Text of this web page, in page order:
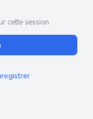
cette session